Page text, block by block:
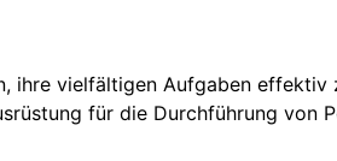
ihre vielfältigen Aufgaben effektiv
für die Durchführung von